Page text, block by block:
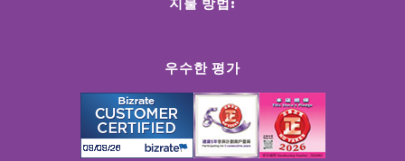
우수한 평가
지불 방법: